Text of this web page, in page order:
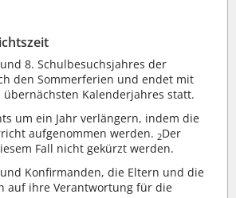
8. Schulbesuchsjahres der
den Sommerferien und endet mit
Kalenderjahres statt.
um ein Jahr verlängern, indem die
aufgenommen werden. 2Der
Fall nicht gekürzt werden.
Konfirmanden, die Eltern und die
auf ihre Verantwortung für die